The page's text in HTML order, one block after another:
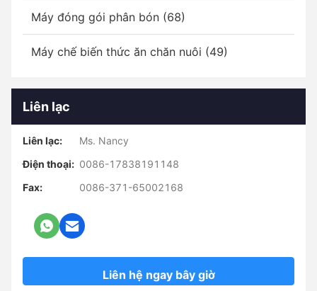
Máy đóng gói phân bón (68)
Máy chế biến thức ăn chăn nuôi (49)
Liên lạc
Liên lạc:
Ms. Nancy
Điện thoại: 0086-17838191148
Fax:
0086-371-65002168
Liên hệ ngay bây giờ